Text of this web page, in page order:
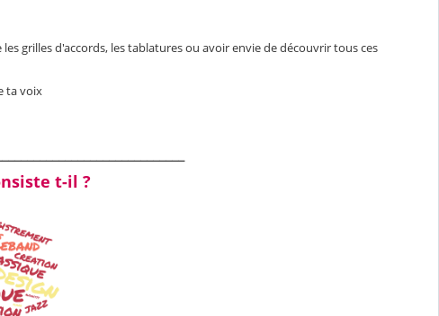
grilles d'accords, les tablatures ou avoir envie de découvrir tous ces
ta voix
t-il ?